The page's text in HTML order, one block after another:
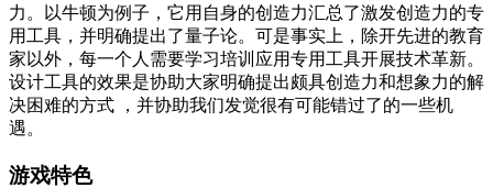
力。以牛顿为例子，它用自身的创造力汇总了激发创造力的专
用工具，并明确提出了量子论。可是事实上，除开先进的教育
家以外，每一个人需要学习培训应用专用工具开展技术革新。
设计工具的效果是协助大家明确提出颇具创造力和想象力的解
决困难的方式 ，并协助我们发觉很有可能错过了的一些机
遇。
游戏特色